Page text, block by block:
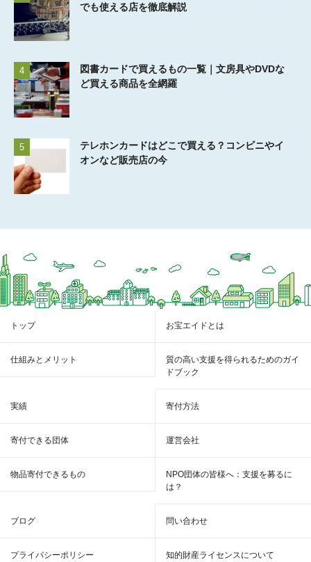
でも使える店を徹底解説
4
図書カードで買えるもの一覧｜文房具やDVDな
ど買える商品を全網羅
5
テレホンカードはどこで買える？コンビニやイ
オンなど販売店の今
トップ お宝エイドとは
仕組みとメリット
質の高い支援を得られるためのガイ
ドブック
実績 寄付方法
寄付できる団体 運営会社
物品寄付できるもの
NPO団体の皆様へ：支援を募るに
は？
ブログ 問い合わせ
プライバシーポリシー 知的財産ライセンスについて